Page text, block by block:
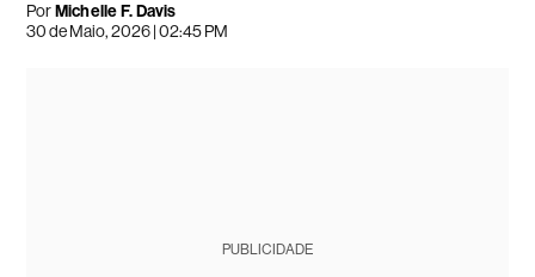
PorMichelle F. Davis
30 de Maio, 2026 | 02:45 PM
PUBLICIDADE